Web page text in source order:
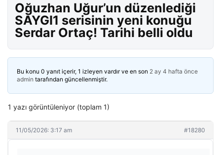
Oğuzhan Uğur’un düzenlediği
SAYGI1 serisinin yeni konuğu
Serdar Ortaç! Tarihi belli oldu
Bu konu 0 yanıt içerir, 1 izleyen vardır ve en son 2 ay 4 hafta önce
admin tarafından güncellenmiştir.
1 yazı görüntüleniyor (toplam 1)
11/05/2026: 3:17 am #18280